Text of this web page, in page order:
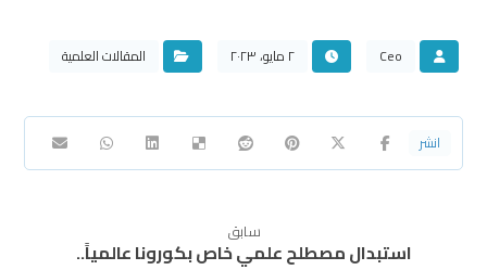
Ceo ٢ مايو، ٢٠٢٣ المقالات العلمية
سابق
استبدال مصطلح علمي خاص بكورونا عالمياً..